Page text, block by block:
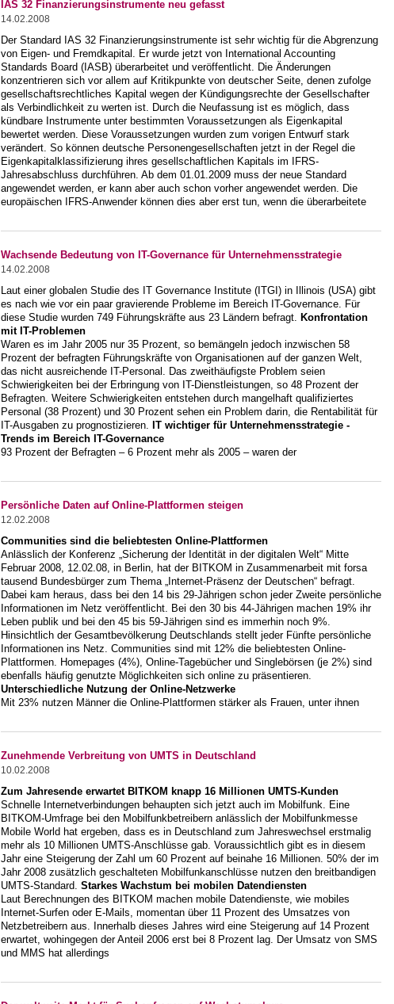
IAS 32 Finanzierungsinstrumente neu gefasst
14.02.2008
Der Standard IAS 32 Finanzierungsinstrumente ist sehr wichtig für die Abgrenzung
von Eigen- und Fremdkapital. Er wurde jetzt von International Accounting
Standards Board (IASB) überarbeitet und veröffentlicht. Die Änderungen
konzentrieren sich vor allem auf Kritikpunkte von deutscher Seite, denen zufolge
gesellschaftsrechtliches Kapital wegen der Kündigungsrechte der Gesellschafter
als Verbindlichkeit zu werten ist. Durch die Neufassung ist es möglich, dass
kündbare Instrumente unter bestimmten Voraussetzungen als Eigenkapital
bewertet werden. Diese Voraussetzungen wurden zum vorigen Entwurf stark
verändert. So können deutsche Personengesellschaften jetzt in der Regel die
Eigenkapitalklassifizierung ihres gesellschaftlichen Kapitals im IFRS-
Jahresabschluss durchführen. Ab dem 01.01.2009 muss der neue Standard
angewendet werden, er kann aber auch schon vorher angewendet werden. Die
europäischen IFRS-Anwender können dies aber erst tun, wenn die überarbeitete
Wachsende Bedeutung von IT-Governance für Unternehmensstrategie
14.02.2008
Laut einer globalen Studie des IT Governance Institute (ITGI) in Illinois (USA) gibt
es nach wie vor ein paar gravierende Probleme im Bereich IT-Governance. Für
diese Studie wurden 749 Führungskräfte aus 23 Ländern befragt. Konfrontation
mit IT-Problemen
Waren es im Jahr 2005 nur 35 Prozent, so bemängeln jedoch inzwischen 58
Prozent der befragten Führungskräfte von Organisationen auf der ganzen Welt,
das nicht ausreichende IT-Personal. Das zweithäufigste Problem seien
Schwierigkeiten bei der Erbringung von IT-Dienstleistungen, so 48 Prozent der
Befragten. Weitere Schwierigkeiten entstehen durch mangelhaft qualifiziertes
Personal (38 Prozent) und 30 Prozent sehen ein Problem darin, die Rentabilität für
IT-Ausgaben zu prognostizieren. IT wichtiger für Unternehmensstrategie -
Trends im Bereich IT-Governance
93 Prozent der Befragten – 6 Prozent mehr als 2005 – waren der
Persönliche Daten auf Online-Plattformen steigen
12.02.2008
Communities sind die beliebtesten Online-Plattformen
Anlässlich der Konferenz „Sicherung der Identität in der digitalen Welt“ Mitte
Februar 2008, 12.02.08, in Berlin, hat der BITKOM in Zusammenarbeit mit forsa
tausend Bundesbürger zum Thema „Internet-Präsenz der Deutschen“ befragt.
Dabei kam heraus, dass bei den 14 bis 29-Jährigen schon jeder Zweite persönliche
Informationen im Netz veröffentlicht. Bei den 30 bis 44-Jährigen machen 19% ihr
Leben publik und bei den 45 bis 59-Jährigen sind es immerhin noch 9%.
Hinsichtlich der Gesamtbevölkerung Deutschlands stellt jeder Fünfte persönliche
Informationen ins Netz. Communities sind mit 12% die beliebtesten Online-
Plattformen. Homepages (4%), Online-Tagebücher und Singlebörsen (je 2%) sind
ebenfalls häufig genutzte Möglichkeiten sich online zu präsentieren.
Unterschiedliche Nutzung der Online-Netzwerke
Mit 23% nutzen Männer die Online-Plattformen stärker als Frauen, unter ihnen
Zunehmende Verbreitung von UMTS in Deutschland
10.02.2008
Zum Jahresende erwartet BITKOM knapp 16 Millionen UMTS-Kunden
Schnelle Internetverbindungen behaupten sich jetzt auch im Mobilfunk. Eine
BITKOM-Umfrage bei den Mobilfunkbetreibern anlässlich der Mobilfunkmesse
Mobile World hat ergeben, dass es in Deutschland zum Jahreswechsel erstmalig
mehr als 10 Millionen UMTS-Anschlüsse gab. Voraussichtlich gibt es in diesem
Jahr eine Steigerung der Zahl um 60 Prozent auf beinahe 16 Millionen. 50% der im
Jahr 2008 zusätzlich geschalteten Mobilfunkanschlüsse nutzen den breitbandigen
UMTS-Standard. Starkes Wachstum bei mobilen Datendiensten
Laut Berechnungen des BITKOM machen mobile Datendienste, wie mobiles
Internet-Surfen oder E-Mails, momentan über 11 Prozent des Umsatzes von
Netzbetreibern aus. Innerhalb dieses Jahres wird eine Steigerung auf 14 Prozent
erwartet, wohingegen der Anteil 2006 erst bei 8 Prozent lag. Der Umsatz von SMS
und MMS hat allerdings